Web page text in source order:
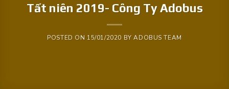
Tất niên 2019- Công Ty Adobus
POSTED ON 15/01/2020 BYADOBUS TEAM